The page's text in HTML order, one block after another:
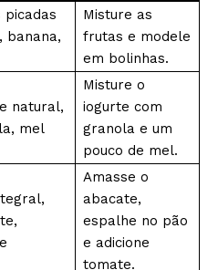
picadas
banana,
Misture as
frutas e modele
em bolinhas.
natural,
mel
Misture o
iogurte com
granola e um
pouco de mel.
Amasse o
abacate,
espalhe no pão
e adicione
tomate.